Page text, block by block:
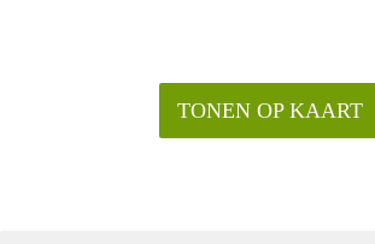
TONEN OP KAART